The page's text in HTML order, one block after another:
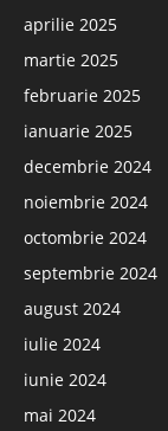
aprilie 2025
martie 2025
februarie 2025
ianuarie 2025
decembrie 2024
noiembrie 2024
octombrie 2024
septembrie 2024
august 2024
iulie 2024
iunie 2024
mai 2024